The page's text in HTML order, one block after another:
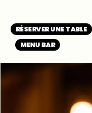
RÉSERVER UNE TABLE
MENU BAR